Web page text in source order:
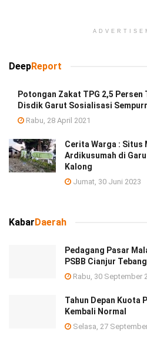
DeepReport
Potongan Zakat TPG 2,5
Disdik Garut Sosialisasi
Rabu, 28 April 2021
Cerita Warga : Situs
Ardikusumah di
Kalong
Jumat, 30 Juni 2023
KabarDaerah
Pedagang Pasar
PSBB Cianjur
Rabu, 30 September
Tahun Depan Kuota
Kembali Normal
Selasa, 27